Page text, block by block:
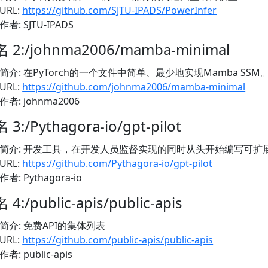
URL: https://github.com/SJTU-IPADS/PowerInfer
作者: SJTU-IPADS
2:/johnma2006/mamba-minimal
简介: 在PyTorch的一个文件中简单、最少地实现Mamba SSM。
URL: https://github.com/johnma2006/mamba-minimal
作者: johnma2006
3:/Pythagora-io/gpt-pilot
简介: 开发工具，在开发人员监督实现的同时从头开始编写可扩
URL: https://github.com/Pythagora-io/gpt-pilot
作者: Pythagora-io
4:/public-apis/public-apis
简介: 免费API的集体列表
URL: https://github.com/public-apis/public-apis
作者: public-apis